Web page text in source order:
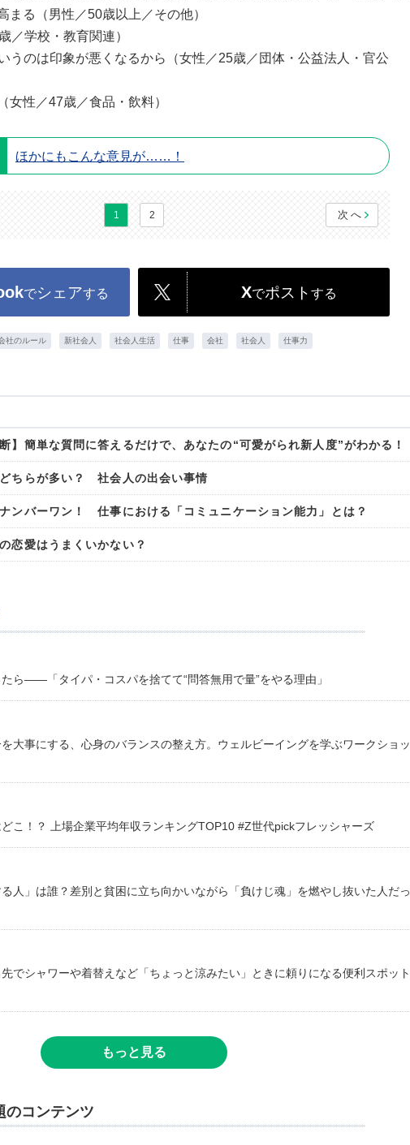
まる（男性／50歳以上／その他）
／学校・教育関連）
うのは印象が悪くなるから（女性／25歳／団体・公益法人・官公
女性／47歳／食品・飲料）
ほかにもこんな意見が……！
1 2 次へ
でシェアする Xでポスト する
社のルール 新社会人 社会人生活 仕事 会社 社会人 仕事力
】簡単な質問に答えるだけで、あなたの“可愛がられ新人度”がわかる！
ちらが多い？ 社会人の出会い事情
ンバーワン！ 仕事における「コミュニケーション能力」とは？
恋愛はうまくいかない？
ら――「タイパ・コスパを捨てて“問答無用で量”をやる理由」
大事にする、心身のバランスの整え方。ウェルビーイングを学ぶワークショッ
こ！？ 上場企業平均年収ランキングTOP10 #Z世代pickフレッシャーズ
人」は誰？差別と貧困に立ち向かいながら「負けじ魂」を燃やし抜いた人だっ
先でシャワーや着替えなど「ちょっと涼みたい」ときに頼りになる便利スポット
もっと見る
のコンテンツ